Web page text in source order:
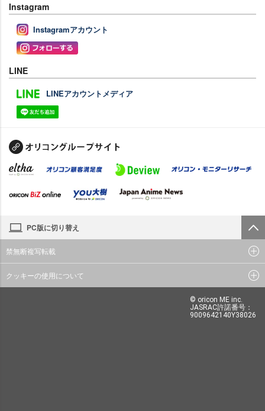
Instagram
Instagramアカウント
LINE
LINEアカウントメディア
PC版に切り替え
禁無断複写転載
クッキーの使用について
© oricon ME inc.
JASRAC許諾番号：
9009642140Y38026